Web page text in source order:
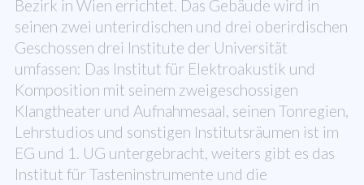
Bezirk in Wien errichtet. Das Gebäude wird in
seinen zwei unterirdischen und drei oberirdischen
Geschossen drei Institute der Universität
umfassen: Das Institut für Elektroakustik und
Komposition mit seinem zweigeschossigen
Klangtheater und Aufnahmesaal, seinen Tonregien,
Lehrstudios und sonstigen Institutsräumen ist im
EG und 1. UG untergebracht, weiters gibt es das
Institut für Tasteninstrumente und die